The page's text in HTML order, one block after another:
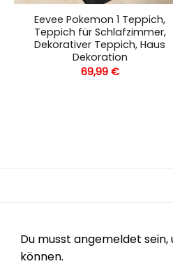
Eevee Pokemon 1 Teppich,
Teppich für Schlafzimmer,
Dekorativer Teppich, Haus
Dekoration
69,99 €
Du musst angemeldet
können.